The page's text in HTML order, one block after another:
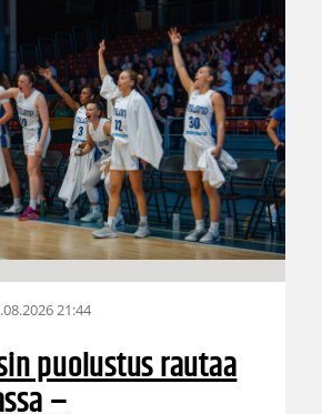
21:44
puolustus rautaa
–